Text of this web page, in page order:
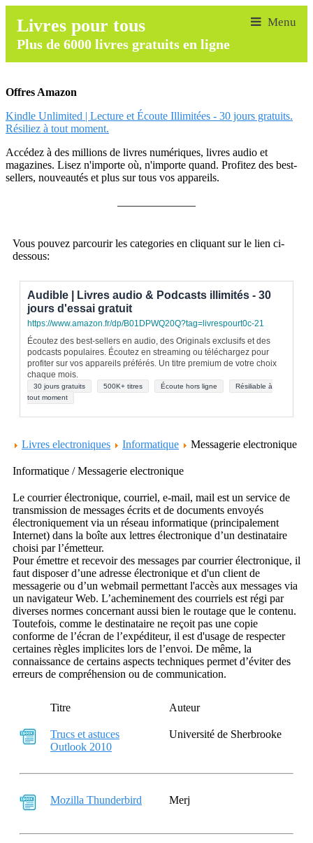
Livres pour tous
Plus de 6000 livres gratuits en ligne
Offres Amazon
Kindle Unlimited | Lecture et Écoute Illimitées - 30 jours gratuits.
Résiliez à tout moment.
Accédez à des millions de livres numériques, livres audio et
magazines. Lisez n'importe où, n'importe quand. Profitez des best-
sellers, nouveautés et plus sur tous vos appareils.
Vous pouvez parcourir les categories en cliquant sur le lien ci-
dessous:
Audible | Livres audio & Podcasts illimités - 30
jours d'essai gratuit
https://www.amazon.fr/dp/B01DPWQ20Q?tag=livrespourt0c-21
Écoutez des best-sellers en audio, des Originals exclusifs et des
podcasts populaires. Écoutez en streaming ou téléchargez pour
profiter sur vos appareils préférés. Un titre premium de votre choix
chaque mois.
30 jours gratuits 500K+ titres Écoute hors ligne
Résiliable à
tout moment
Livres electroniques Informatique Messagerie electronique
Informatique / Messagerie electronique
Le courrier électronique, courriel, e-mail, mail est un service de
transmission de messages écrits et de documents envoyés
électroniquement via un réseau informatique (principalement
Internet) dans la boîte aux lettres électronique d’un destinataire
choisi par l’émetteur.
Pour émettre et recevoir des messages par courrier électronique, il
faut disposer d’une adresse électronique et d'un client de
messagerie ou d’un webmail permettant l'accès aux messages via
un navigateur Web. L’acheminement des courriels est régi par
diverses normes concernant aussi bien le routage que le contenu.
Toutefois, comme le destinataire ne reçoit pas une copie
conforme de l’écran de l’expéditeur, il est d'usage de respecter
certaines règles implicites lors de l’envoi. De même, la
connaissance de certains aspects techniques permet d’éviter des
erreurs de compréhension ou de communication.
Titre Auteur
Trucs et astuces
Outlook 2010
Université de Sherbrooke
Mozilla Thunderbird Merj